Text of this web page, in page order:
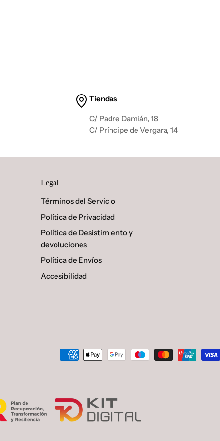
Tiendas
C/ Padre Damián, 18
C/ Príncipe de Vergara, 14
Legal
Términos del Servicio
Política de Privacidad
Política de Desistimiento y
devoluciones
Política de Envíos
Accesibilidad
Métodos